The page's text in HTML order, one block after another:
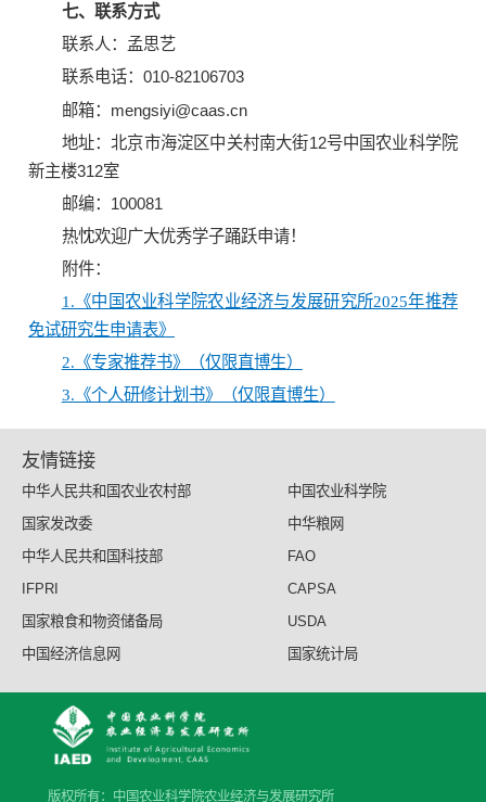
七、联系方式
联系人：孟思艺
联系电话：010-82106703
邮箱：mengsiyi@caas.cn
地址：北京市海淀区中关村南大街12号中国农业科学院
新主楼312室
邮编：100081
热忱欢迎广大优秀学子踊跃申请！
附件：
1.《中国农业科学院农业经济与发展研究所2025年推荐
免试研究生申请表》
2.《专家推荐书》（仅限直博生）
3.《个人研修计划书》（仅限直博生）
友情链接
中华人民共和国农业农村部
中国农业科学院
国家发改委
中华粮网
中华人民共和国科技部
FAO
IFPRI
CAPSA
国家粮食和物资储备局
USDA
中国经济信息网
国家统计局
版权所有：中国农业科学院农业经济与发展研究所